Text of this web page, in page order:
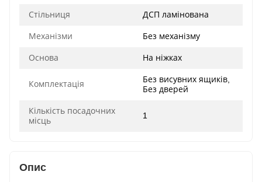
Стільниця ДСП ламінована
Механізми Без механізму
Основа На ніжках
Комплектація
Без висувних ящиків,
Без дверей
Кількість посадочних
місць
1
Опис